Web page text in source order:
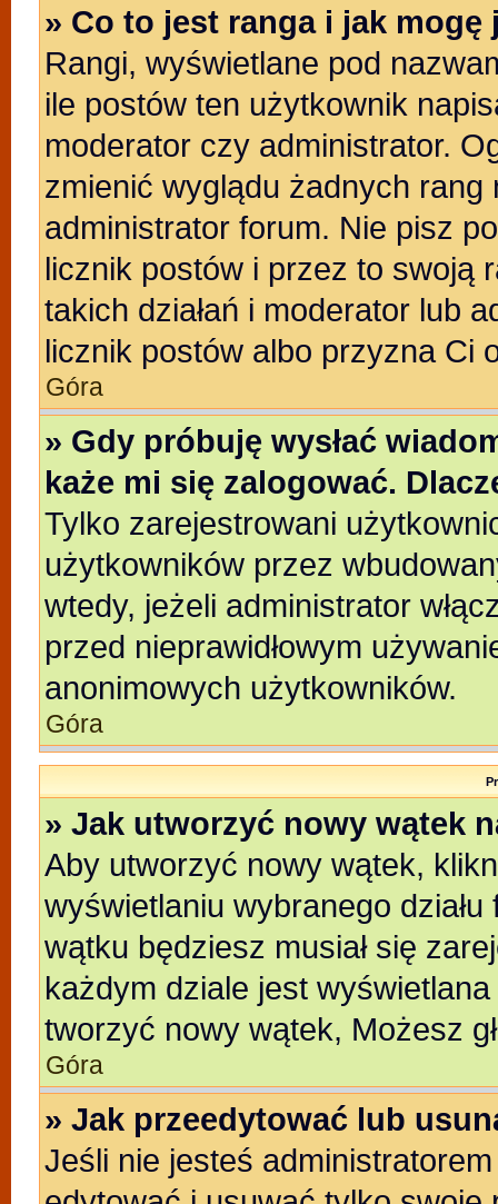
» Co to jest ranga i jak mogę
Rangi, wyświetlane pod
ile postów ten użytkownik
moderator czy administrator.
zmienić wyglądu żadnych
administrator forum. Nie pisz
licznik postów i przez to swoją
takich działań i moderator lub
licznik postów albo przyzna Ci
Góra
» Gdy próbuję wysłać
każe mi się zalogować.
Tylko zarejestrowani
użytkowników przez
wtedy, jeżeli administrator
przed nieprawidłowym
anonimowych użytkowników.
Góra
» Jak utworzyć nowy wątek
Aby utworzyć nowy wątek,
wyświetlaniu wybranego
wątku będziesz musiał się
każdym dziale jest
tworzyć nowy wątek, Możesz
Góra
» Jak przeedytować lub
Jeśli nie jesteś